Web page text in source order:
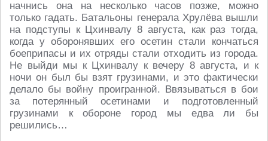
начнись она на несколько часов позже, можно
только гадать. Батальоны генерала Хрулёва вышли
на подступы к Цхинвалу 8 августа, как раз тогда,
когда у оборонявших его осетин стали кончаться
боеприпасы и их отряды стали отходить из города.
Не выйди мы к Цхинвалу к вечеру 8 августа, и к
ночи он был бы взят грузинами, и это фактически
делало бы войну проигранной. Ввязываться в бои
за потерянный осетинами и подготовленный
грузинами к обороне город мы едва ли бы
решились…